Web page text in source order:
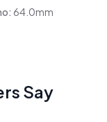
64.0mm
Say